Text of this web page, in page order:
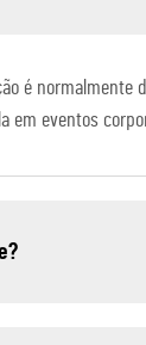
é
em eventos